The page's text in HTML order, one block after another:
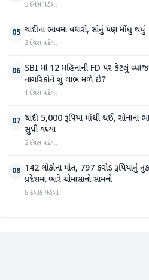
3 દિવસ પહેલા
05 ચાંદીના ભાવમાં વધારો, સોનું પણ મોંઘુ થયું
3 દિવસ પહેલા
06 SBI માં 12 મહિનાની FD પર કેટલું
નાગરિકોને શું લાભ મળે છે?
1 દિવસ પહેલા
07 ચાંદી 5,000 રૂપિયા મોંઘી થઈ, સોનાના
સુધી વધ્યા
2 દિવસ પહેલા
08 142 લોકોના મોત, 797 કરોડ રૂપિયાનું
પ્રદેશમાં ભારે ચોમાસાનો સામનો
8 કલાક પહેલા